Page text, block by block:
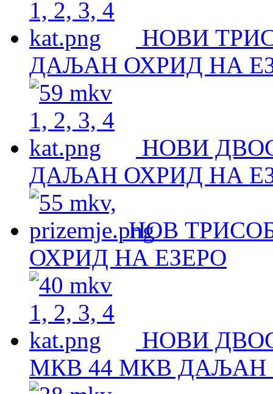
НОВИ
ДАЉАН ОХРИД НА
НОВИ
ДАЉАН ОХРИД НА
НОВ
ОХРИД НА ЕЗЕРО
НОВИ
МКВ 44 МКВ ДАЉАН